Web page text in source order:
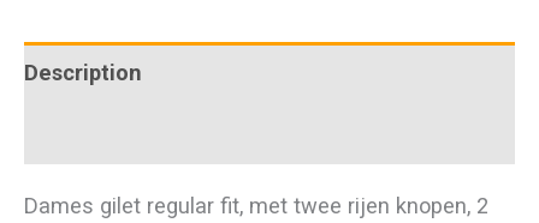
Description
Dames gilet regular fit, met twee rijen knopen, 2